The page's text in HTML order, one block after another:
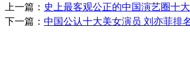
上一篇： 史上最客观公正的中国演艺圈十
下一篇： 中国公认十大美女演员 刘亦菲排